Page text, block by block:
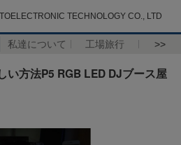
TECHNOLOGY CO., LTD
私達について 工場旅行 >>
い方法P5 RGB LED DJブース屋